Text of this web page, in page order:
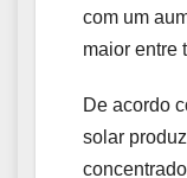
com um
maior entre
De acordo
solar